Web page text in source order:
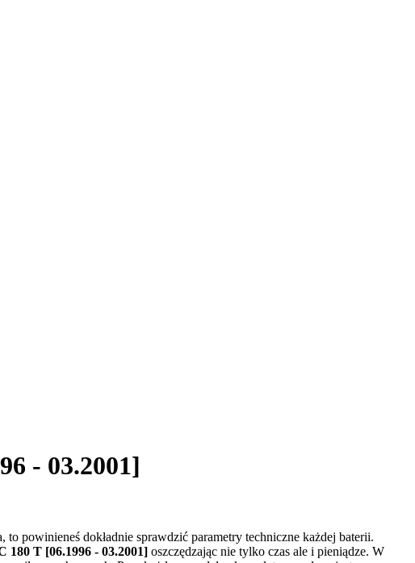
- 03.2001]
powinieneś dokładnie sprawdzić parametry techniczne każdej baterii.
180 T [06.1996 - 03.2001] oszczędzając nie tylko czas ale i pieniądze. W